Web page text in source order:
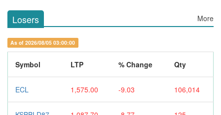
Losers More
As of 2026/08/05 03:00:00
Symbol LTP % Change Qty
ECL 1,575.00 -9.03 106,014